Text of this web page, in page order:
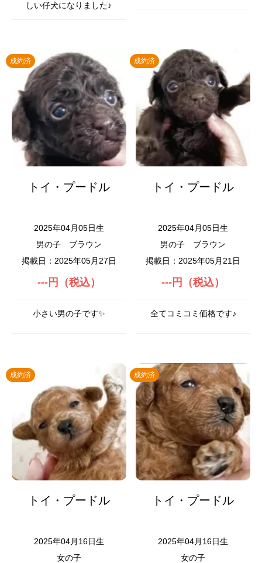
しい仔犬になりました♪
成約済
トイ・プードル
2025年04月05日生
男の子
ブラウン
掲載日：2025年05月27日
---円（税込）
小さい男の子です✨
成約済
トイ・プードル
2025年04月05日生
男の子
ブラウン
掲載日：2025年05月21日
---円（税込）
全てコミコミ価格です♪
成約済
トイ・プードル
2025年04月16日生
女の子
成約済
トイ・プードル
2025年04月16日生
女の子